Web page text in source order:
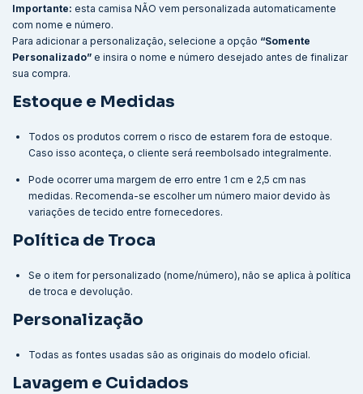
Importante: esta camisa NÃO vem personalizada automaticamente
com nome e número.
Para adicionar a personalização, selecione a opção “Somente
Personalizado” e insira o nome e número desejado antes de finalizar
sua compra.
Estoque e Medidas
Todos os produtos correm o risco de estarem fora de estoque.
Caso isso aconteça, o cliente será reembolsado integralmente.
Pode ocorrer uma margem de erro entre 1 cm e 2,5 cm nas
medidas. Recomenda-se escolher um número maior devido às
variações de tecido entre fornecedores.
Política de Troca
Se o item for personalizado (nome/número), não se aplica à política
de troca e devolução.
Personalização
Todas as fontes usadas são as originais do modelo oficial.
Lavagem e Cuidados